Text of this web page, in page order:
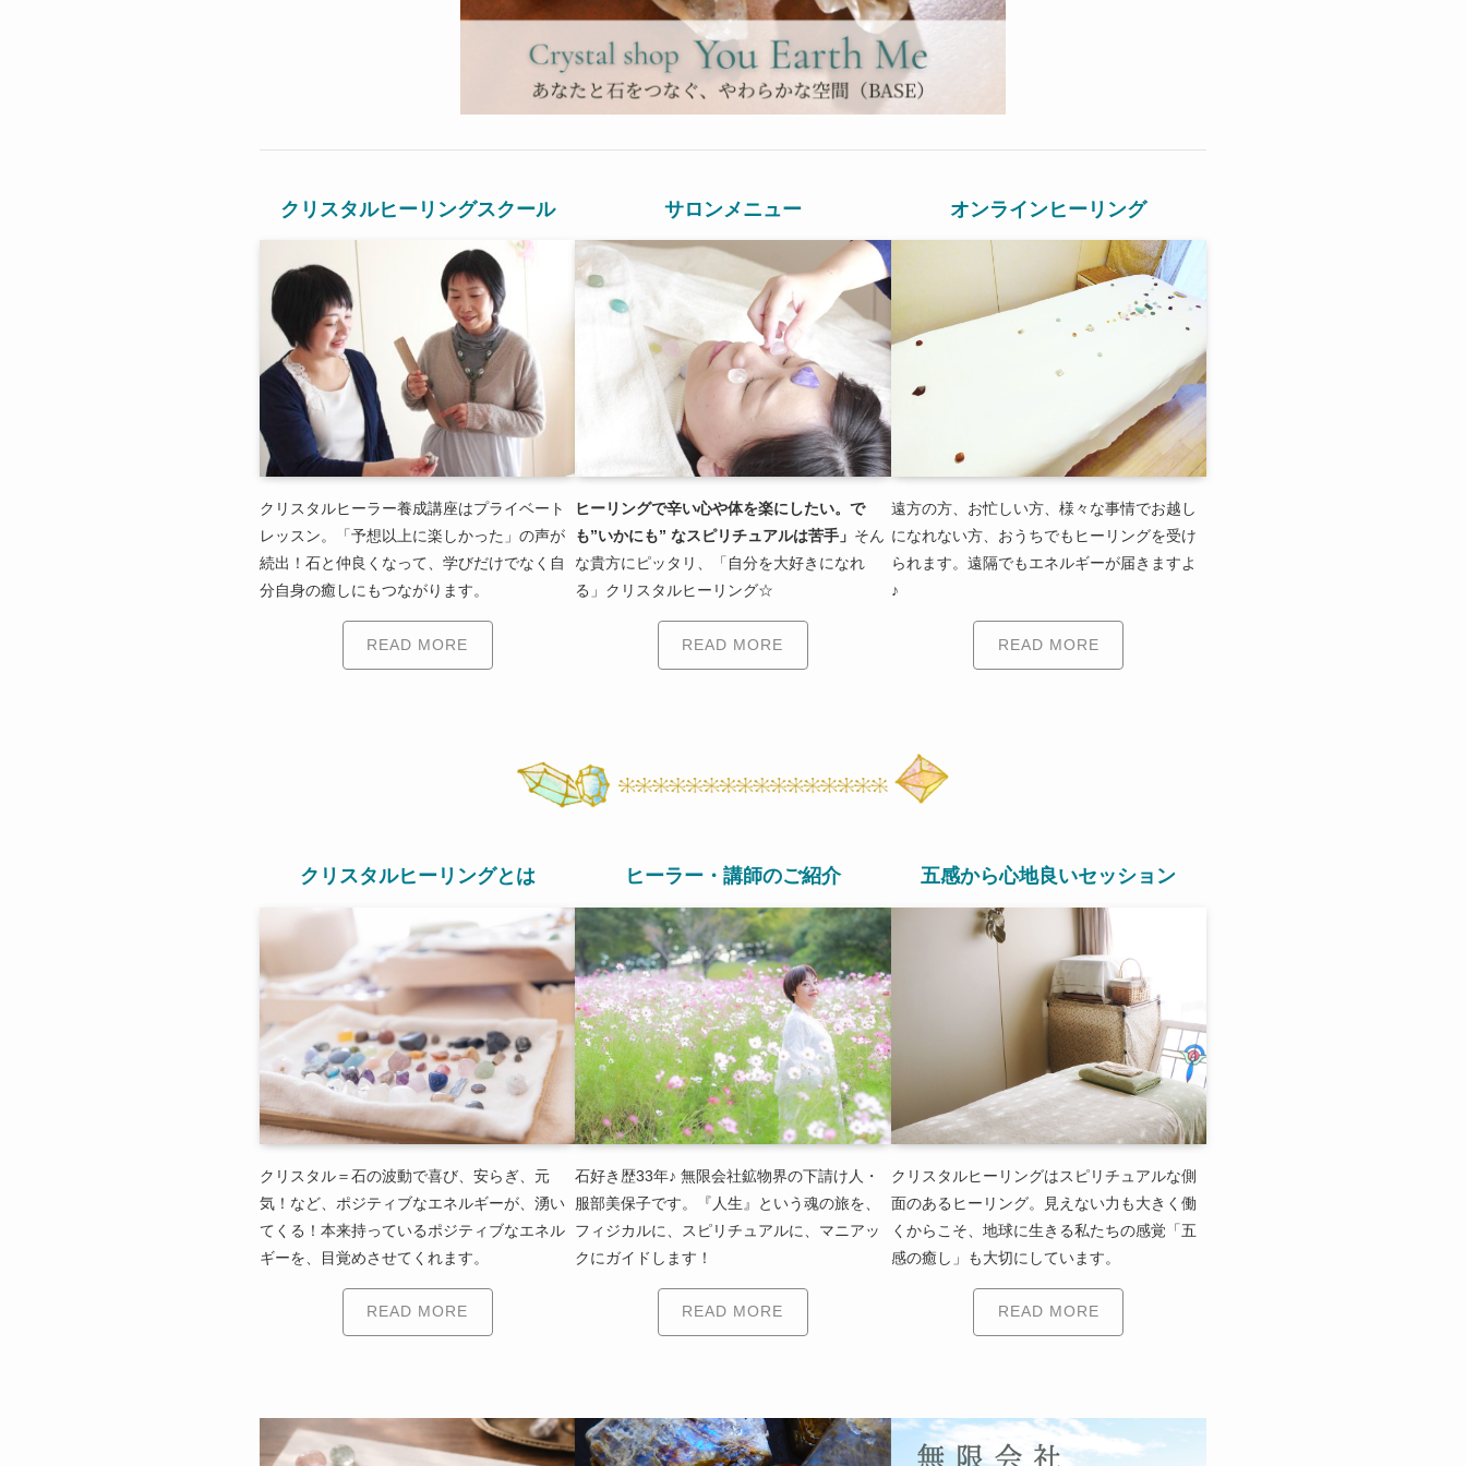
クリスタルヒーリングスクール
クリスタルヒーラー養成講座はプライベート
レッスン。「予想以上に楽しかった」の声が
続出！石と仲良くなって、学びだけでなく自
分自身の癒しにもつながります。
READ MORE
サロンメニュー
ヒーリングで辛い心や体を楽にしたい。で
も”いかにも” なスピリチュアルは苦手」 そん
な貴方にピッタリ、「自分を大好きになれ
る」クリスタルヒーリング☆
READ MORE
オンラインヒーリング
遠方の方、お忙しい方、様々な事情でお越し
になれない方、おうちでもヒーリングを受け
られます。遠隔でもエネルギーが届きますよ
♪
READ MORE
クリスタルヒーリングとは
クリスタル＝石の波動で喜び、安らぎ、元
気！など、ポジティブなエネルギーが、湧い
てくる！本来持っているポジティブなエネル
ギーを、目覚めさせてくれます。
READ MORE
ヒーラー・講師のご紹介
石好き歴33年♪ 無限会社鉱物界の下請け人・
服部美保子です。『人生』という魂の旅を、
フィジカルに、スピリチュアルに、マニアッ
クにガイドします！
READ MORE
五感から心地良いセッション
クリスタルヒーリングはスピリチュアルな側
面のあるヒーリング。見えない力も大きく働
くからこそ、地球に生きる私たちの感覚「五
感の癒し」も大切にしています。
READ MORE